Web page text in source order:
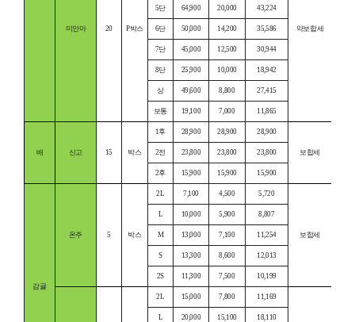
미안마 20 P박스 약보합세
5단 64,900 20,000 43,224
6단 50,000 14,200 35,586
7단 45,000 12,500 30,944
8단 25,900 10,000 18,942
상 49,600 8,800 27,415
보통 19,100 7,000 11,865
배 신고 15 박스
1후 28,900 28,900 28,900
보합세
2전 23,800 23,800 23,800
2후 15,900 15,900 15,900
감귤
온주 5 박스
2L 7,100 4,500 5,720
보합세
L 10,000 5,900 8,807
M 13,000 7,100 11,254
S 13,300 8,600 12,013
2S 11,300 7,500 10,199
2L 15,000 7,800 11,169
L 20,000 15,100 18,110